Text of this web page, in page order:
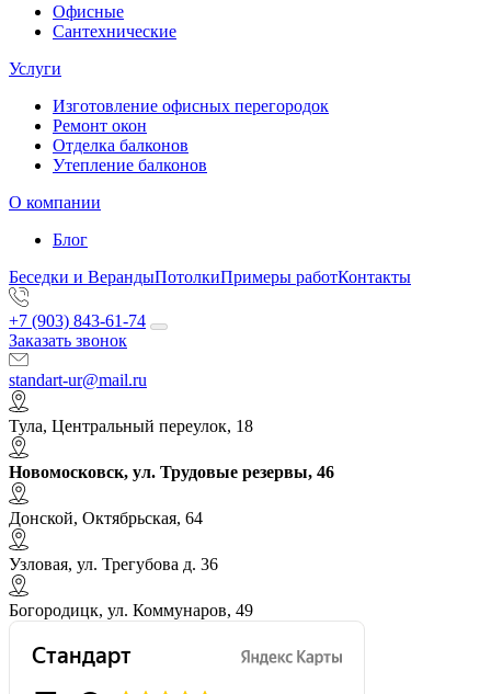
Офисные
Сантехнические
Услуги
Изготовление офисных перегородок
Ремонт окон
Отделка балконов
Утепление балконов
О компании
Блог
Беседки и ВерандыПотолкиПримеры работКонтакты
+7 (903) 843-61-74
Заказать звонок
standart-ur@mail.ru
Тула, Центральный переулок, 18
Новомосковск, ул. Трудовые резервы, 46
Донской, Октябрьская, 64
Узловая, ул. Трегубова д. 36
Богородицк, ул. Коммунаров, 49